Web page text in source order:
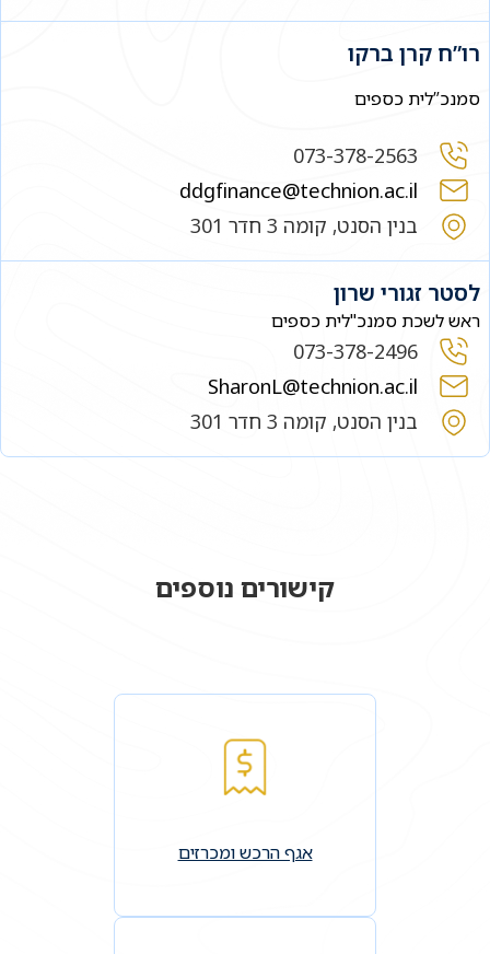
רו”ח קרן ברקו
סמנכ”לית כספים
073-378-2563
ddgfinance@technion.ac.il
בנין הסנט, קומה 3 חדר 301
לסטר זגורי שרון
ראש לשכת סמנכ"לית כספים
073-378-2496
SharonL@technion.ac.il
בנין הסנט, קומה 3 חדר 301
קישורים נוספים
אגף הרכש ומכרזים